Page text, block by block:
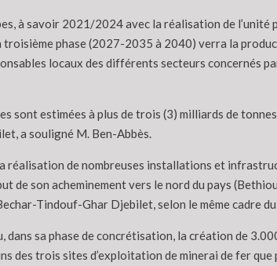
à savoir 2021/2024 avec la réalisation de l’unité
phase (2027-2035 à 2040) verra la
locaux des différents secteurs concernés
sont estimées à plus de trois (3) milliards de
a souligné M. Ben-Abbès.
réalisation de nombreuses installations et
son acheminement vers le nord du pays
Tindouf-Ghar Djebilet, selon le même cadre du
sa phase de concrétisation, la création de
des trois sites d’exploitation de minerai de fer que